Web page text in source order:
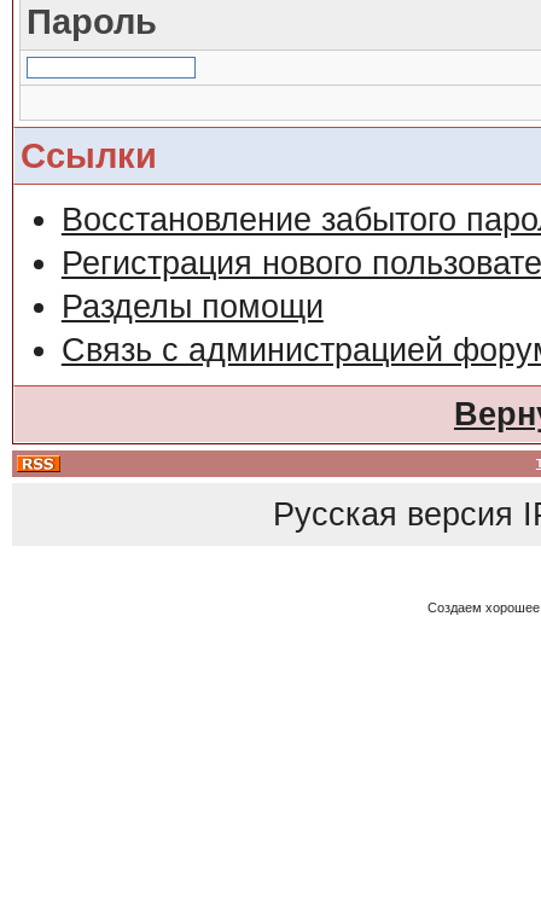
Пароль
Ссылки
Восстановление забытого
Регистрация нового
Разделы помощи
Связь с администрацией
Русская версия
Создаем